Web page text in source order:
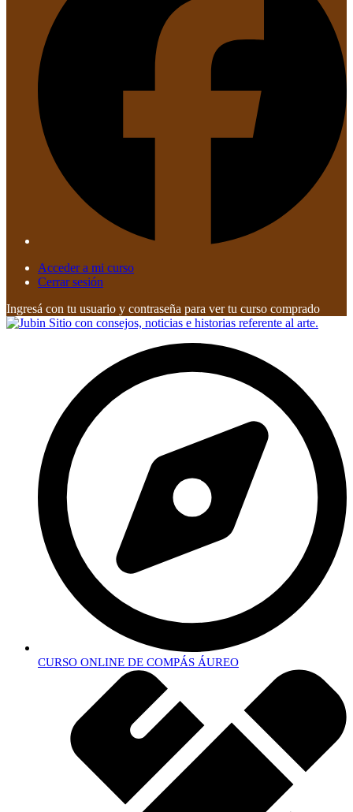
Acceder a mi curso
Cerrar sesión
Ingresá con tu usuario y contraseña para ver tu curso comprado
CURSO ONLINE DE COMPÁS ÁUREO